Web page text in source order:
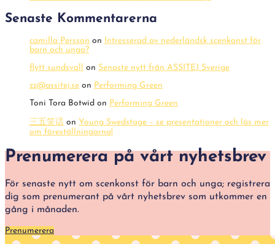
Senaste Kommentarerna
camilla Persson on
Intresserad av nederländsk scenkonst för
barn och unga?
flytt sundsvall
on Senaste nytt från ASSITEJ Sverige
zz@assitej.se on Performing Green
Toni Tora Botwid on Performing Green
三五笑话 on Young Swedstage – se presentationer och läs mer
om föreställningarna!
Prenumerera på vårt nyhetsbrev
För senaste nytt om scenkonst för barn och unga; registrera
dig som prenumerant på vårt nyhetsbrev som utkommer en
gång i månaden.
Prenumerera